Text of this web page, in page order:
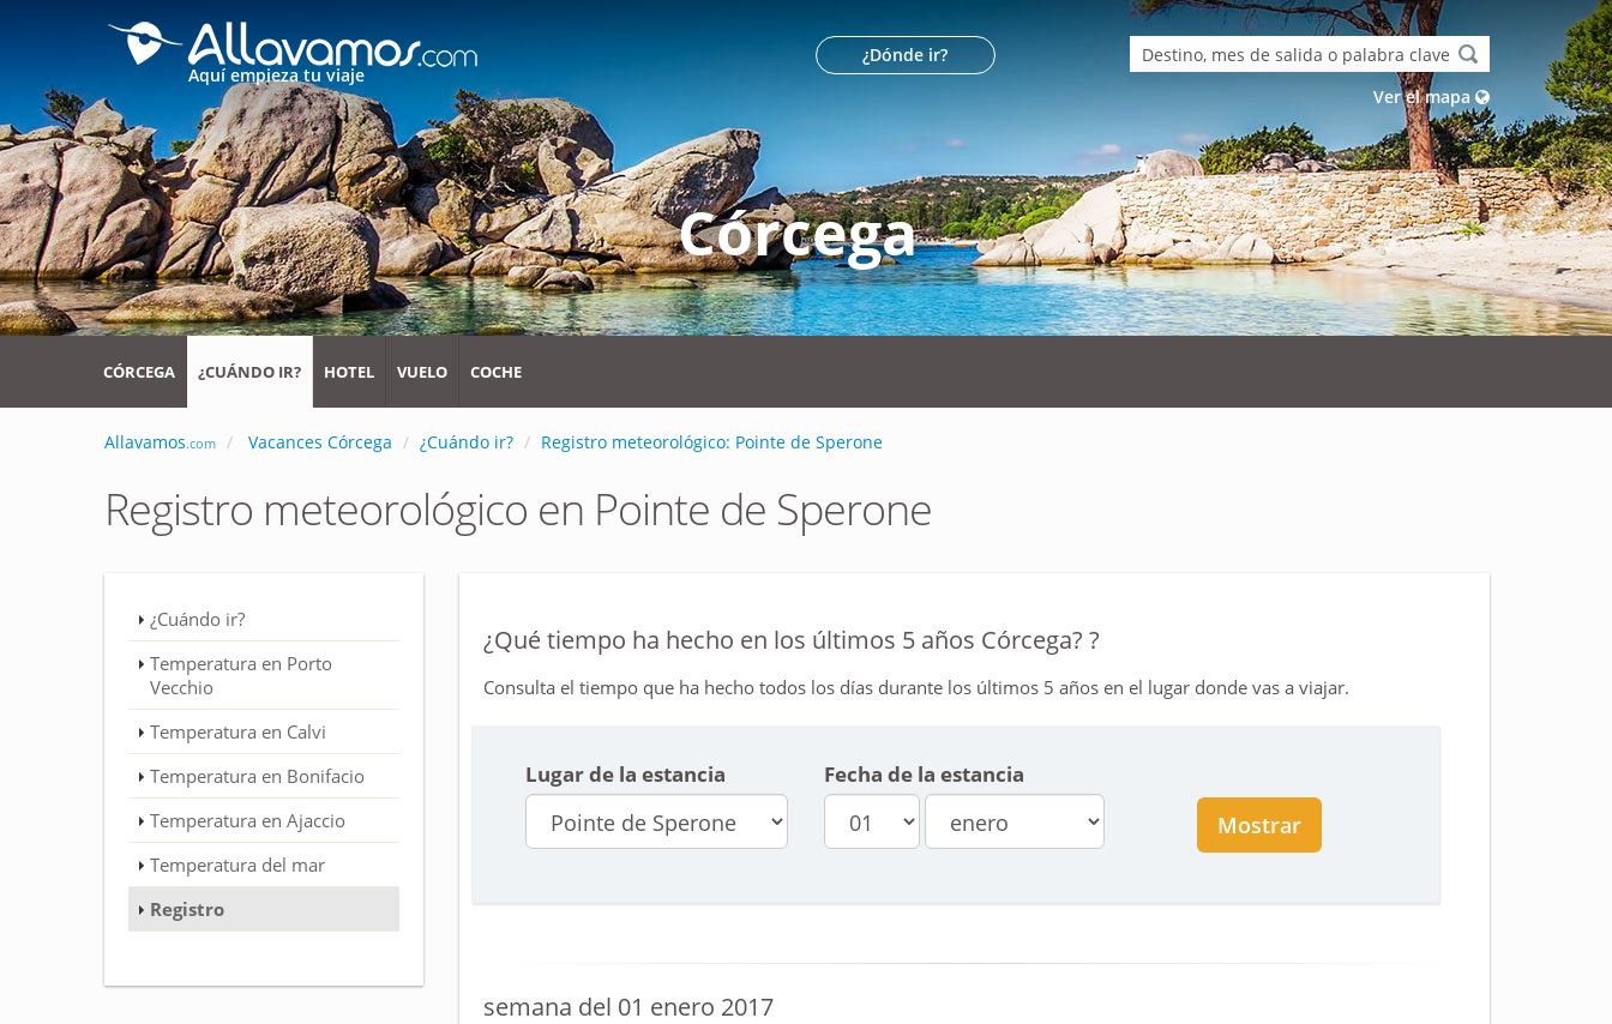
¿Dónde ir?
Ver el mapa
Aquí empieza tu viaje
Córcega
CÓRCEGA ¿CUÁNDO IR? HOTEL VUELO COCHE
Allavamos.com Vacances Córcega ¿Cuándo ir? Registro meteorológico: Pointe de Sperone
Registro meteorológico en Pointe de Sperone
¿Cuándo ir?
Temperatura en Porto
Vecchio
Temperatura en Calvi
Temperatura en Bonifacio
Temperatura en Ajaccio
Temperatura del mar
Registro
¿Qué tiempo ha hecho en los últimos 5 años Córcega? ?
Consulta el tiempo que ha hecho todos los días durante los últimos 5 años en el lugar donde vas a viajar.
Lugar de la estancia Fecha de la estancia
Mostrar
semana del 01 enero 2017